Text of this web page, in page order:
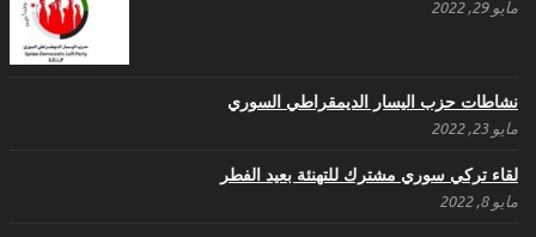
الحموري
مايو 29, 2022
نشاطات حزب اليسار الديمقراطي السوري
مايو 23, 2022
لقاء تركي سوري مشترك للتهنئة بعيد الفطر
مايو 8, 2022